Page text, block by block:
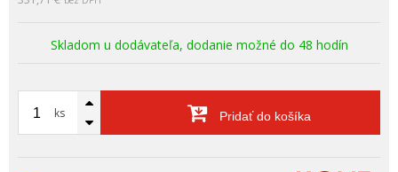
Skladom u dodávateľa, dodanie možné do 48 hodín
ks Pridať do košíka